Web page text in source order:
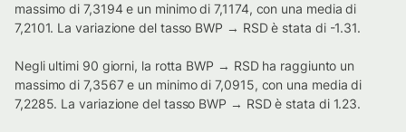
massimo di 7,3194 e un minimo di 7,1174, con una media di
7,2101. La variazione del tasso BWP → RSD è stata di -1.31.
Negli ultimi 90 giorni, la rotta BWP → RSD ha raggiunto un
massimo di 7,3567 e un minimo di 7,0915, con una media di
7,2285. La variazione del tasso BWP → RSD è stata di 1.23.